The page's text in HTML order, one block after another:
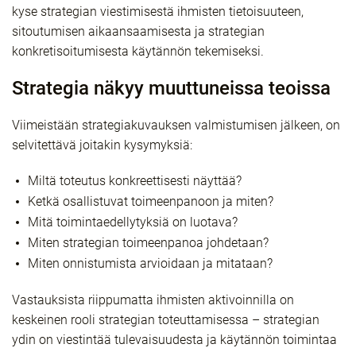
kyse strategian viestimisestä ihmisten tietoisuuteen,
sitoutumisen aikaansaamisesta ja strategian
konkretisoitumisesta käytännön tekemiseksi.
Strategia näkyy muuttuneissa teoissa
Viimeistään strategiakuvauksen valmistumisen jälkeen, on
selvitettävä joitakin kysymyksiä:
Miltä toteutus konkreettisesti näyttää?
Ketkä osallistuvat toimeenpanoon ja miten?
Mitä toimintaedellytyksiä on luotava?
Miten strategian toimeenpanoa johdetaan?
Miten onnistumista arvioidaan ja mitataan?
Vastauksista riippumatta ihmisten aktivoinnilla on
keskeinen rooli strategian toteuttamisessa – strategian
ydin on viestintää tulevaisuudesta ja käytännön toimintaa